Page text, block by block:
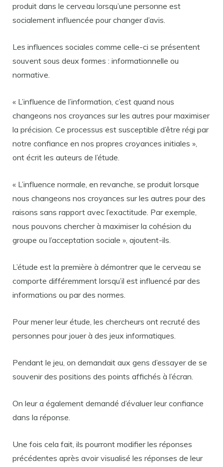
produit dans le cerveau lorsqu’une personne est
socialement influencée pour changer d’avis.
Les influences sociales comme celle-ci se présentent
souvent sous deux formes : informationnelle ou
normative.
« L’influence de l’information, c’est quand nous
changeons nos croyances sur les autres pour maximiser
la précision. Ce processus est susceptible d’être régi par
notre confiance en nos propres croyances initiales »,
ont écrit les auteurs de l’étude.
« L’influence normale, en revanche, se produit lorsque
nous changeons nos croyances sur les autres pour des
raisons sans rapport avec l’exactitude. Par exemple,
nous pouvons chercher à maximiser la cohésion du
groupe ou l’acceptation sociale », ajoutent-ils.
L’étude est la première à démontrer que le cerveau se
comporte différemment lorsqu’il est influencé par des
informations ou par des normes.
Pour mener leur étude, les chercheurs ont recruté des
personnes pour jouer à des jeux informatiques.
Pendant le jeu, on demandait aux gens d’essayer de se
souvenir des positions des points affichés à l’écran.
On leur a également demandé d’évaluer leur confiance
dans la réponse.
Une fois cela fait, ils pourront modifier les réponses
précédentes après avoir visualisé les réponses de leur